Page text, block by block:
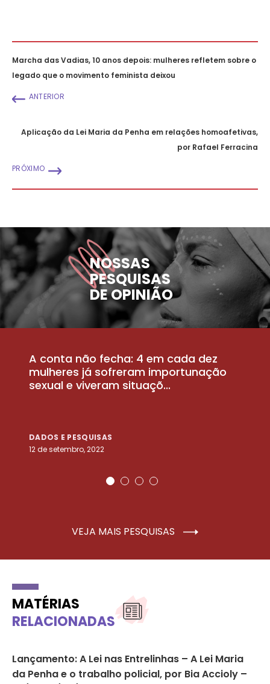
Marcha das Vadias, 10 anos depois: mulheres refletem sobre o
legado que o movimento feminista deixou
ANTERIOR
Aplicação da Lei Maria da Penha em relações homoafetivas,
por Rafael Ferracina
PRÓXIMO
NOSSAS
PESQUISAS
DE OPINIÃO
A conta não fecha: 4 em cada dez
mulheres já sofreram importunação
sexual e viveram situaçõ...
DADOS E PESQUISAS
12 de setembro, 2022
VEJA MAIS PESQUISAS
MATÉRIAS
RELACIONADAS
Lançamento: A Lei nas Entrelinhas – A Lei Maria
da Penha e o trabalho policial, por Bia Accioly –